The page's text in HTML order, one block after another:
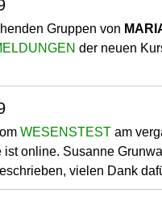
Gruppen von
der neuen
WESENSTEST am
ist online. Susanne
vielen Dank